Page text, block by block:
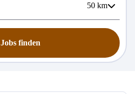
50 km
Jobs finden